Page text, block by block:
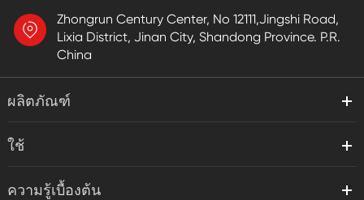
Zhongrun Century Center, No 12111,Jingshi Road,
Lixia District, Jinan City, Shandong Province. P.R.
China
ผลิตภัณฑ์
ใช้
ความรู้เบื้องต้น